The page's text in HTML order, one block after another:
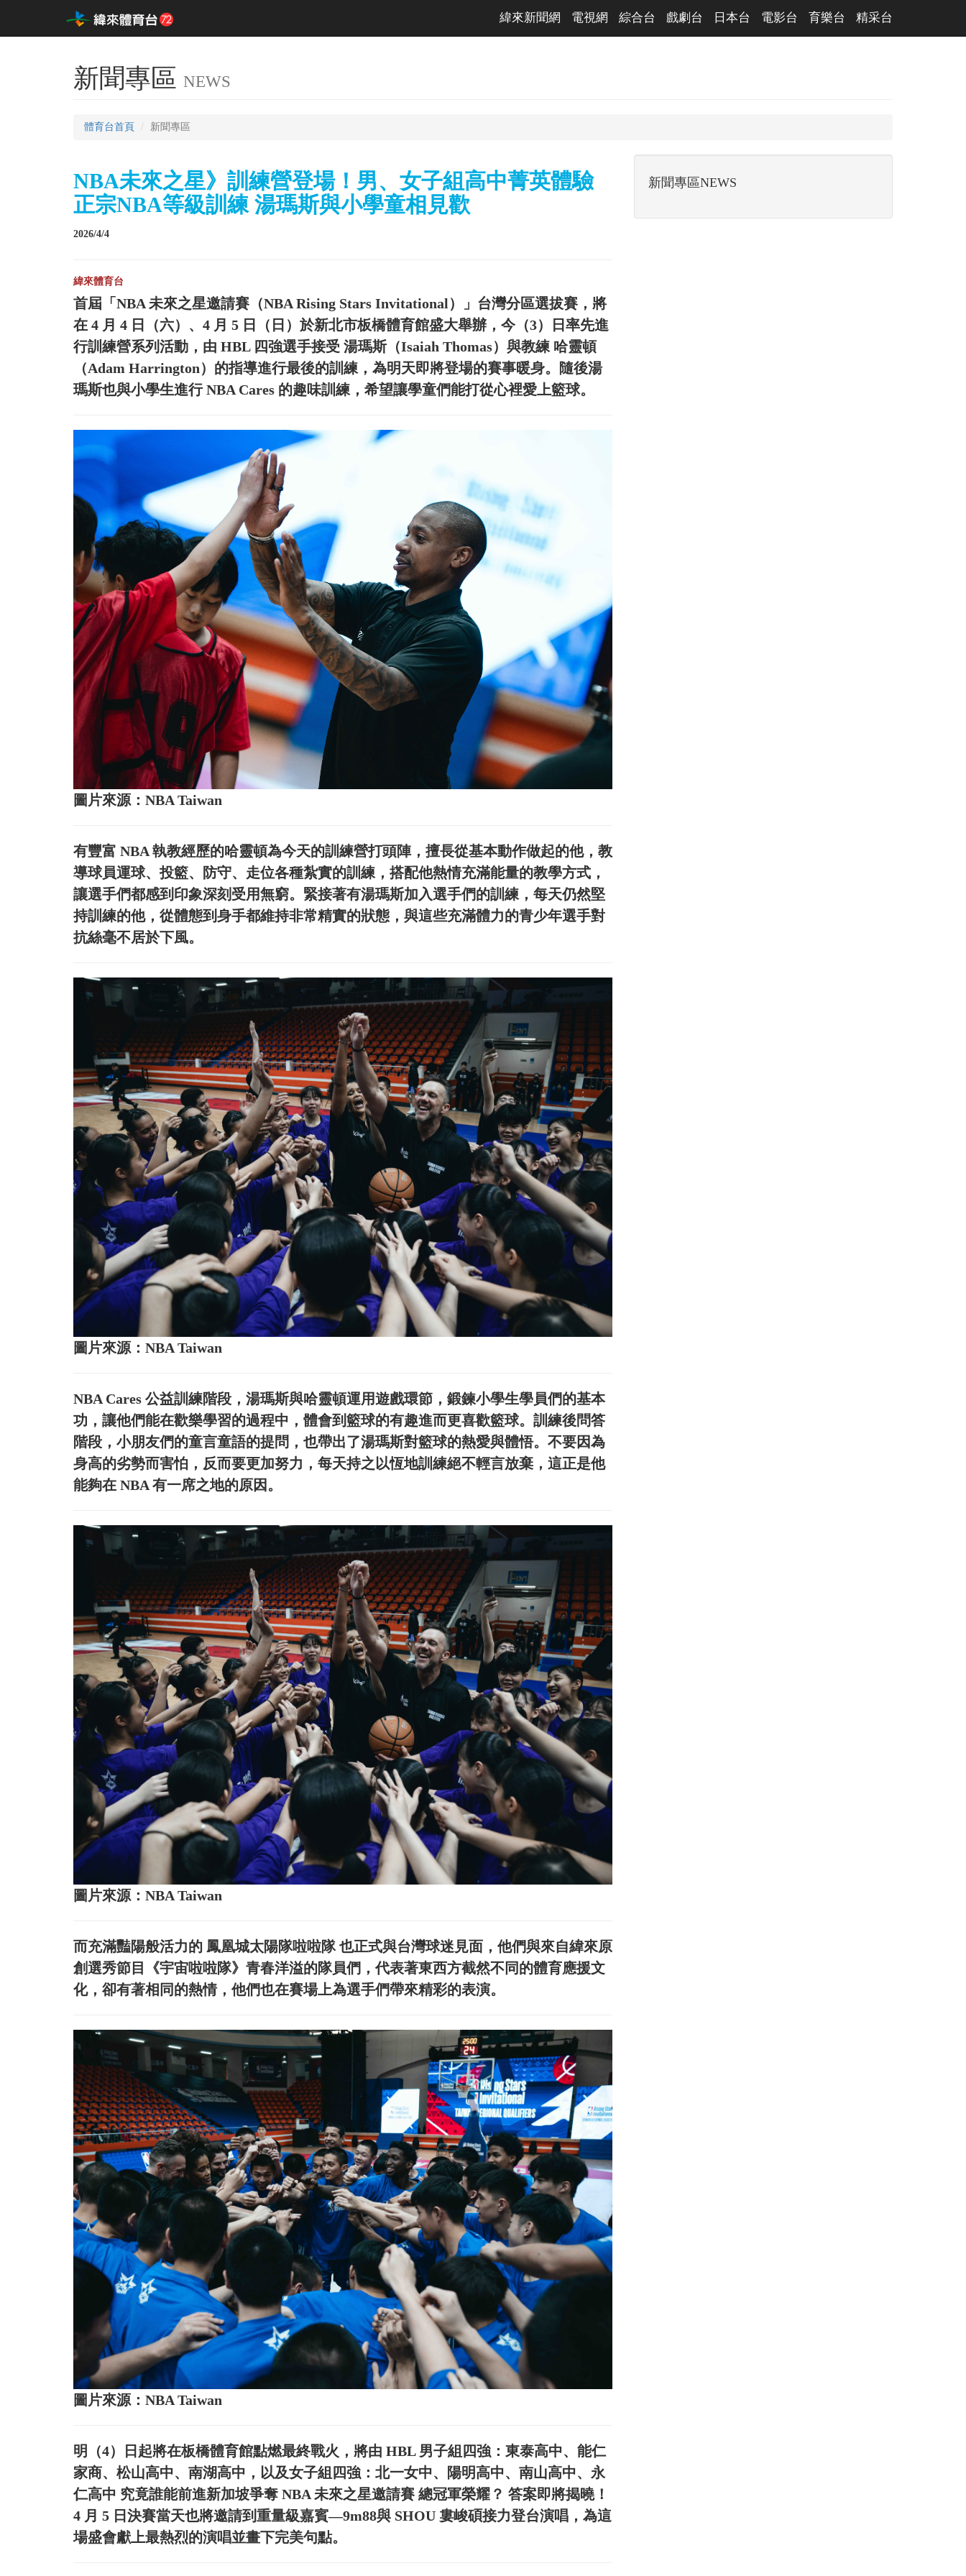
緯來新聞網 電視網 綜合台 戲劇台 日本台 電影台 育樂台 精采台
新聞專區 NEWS
體育台首頁 新聞專區
NBA未來之星》訓練營登場！男、女子組高中菁英體驗
正宗NBA等級訓練 湯瑪斯與小學童相見歡
2026/4/4
緯來體育台
首屆「NBA 未來之星邀請賽（NBA Rising Stars Invitational）」台灣分區選拔賽，將
在 4 月 4 日（六）、4 月 5 日（日）於新北市板橋體育館盛大舉辦，今（3）日率先進
行訓練營系列活動，由 HBL 四強選手接受 湯瑪斯（Isaiah Thomas）與教練 哈靈頓
（Adam Harrington）的指導進行最後的訓練，為明天即將登場的賽事暖身。隨後湯
瑪斯也與小學生進行 NBA Cares 的趣味訓練，希望讓學童們能打從心裡愛上籃球。
圖片來源：NBA Taiwan
有豐富 NBA 執教經歷的哈靈頓為今天的訓練營打頭陣，擅長從基本動作做起的他，教
導球員運球、投籃、防守、走位各種紮實的訓練，搭配他熱情充滿能量的教學方式，
讓選手們都感到印象深刻受用無窮。緊接著有湯瑪斯加入選手們的訓練，每天仍然堅
持訓練的他，從體態到身手都維持非常精實的狀態，與這些充滿體力的青少年選手對
抗絲毫不居於下風。
圖片來源：NBA Taiwan
NBA Cares 公益訓練階段，湯瑪斯與哈靈頓運用遊戲環節，鍛鍊小學生學員們的基本
功，讓他們能在歡樂學習的過程中，體會到籃球的有趣進而更喜歡籃球。訓練後問答
階段，小朋友們的童言童語的提問，也帶出了湯瑪斯對籃球的熱愛與體悟。不要因為
身高的劣勢而害怕，反而要更加努力，每天持之以恆地訓練絕不輕言放棄，這正是他
能夠在 NBA 有一席之地的原因。
圖片來源：NBA Taiwan
而充滿豔陽般活力的 鳳凰城太陽隊啦啦隊 也正式與台灣球迷見面，他們與來自緯來原
創選秀節目《宇宙啦啦隊》青春洋溢的隊員們，代表著東西方截然不同的體育應援文
化，卻有著相同的熱情，他們也在賽場上為選手們帶來精彩的表演。
圖片來源：NBA Taiwan
明（4）日起將在板橋體育館點燃最終戰火，將由 HBL 男子組四強：東泰高中、能仁
家商、松山高中、南湖高中，以及女子組四強：北一女中、陽明高中、南山高中、永
仁高中 究竟誰能前進新加坡爭奪 NBA 未來之星邀請賽 總冠軍榮耀？ 答案即將揭曉！
4 月 5 日決賽當天也將邀請到重量級嘉賓—9m88與 SHOU 婁峻碩接力登台演唱，為這
場盛會獻上最熱烈的演唱並畫下完美句點。
新聞專區NEWS